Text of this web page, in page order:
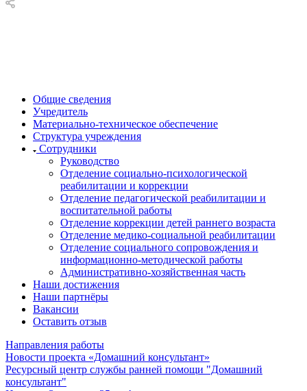
Общие сведения
Учредитель
Материально-техническое обеспечение
Структура учреждения
Сотрудники
Руководство
Отделение социально-психологической
реабилитации и коррекции
Отделение педагогической реабилитации и
воспитательной работы
Отделение коррекции детей раннего возраста
Отделение медико-социальной реабилитации
Отделение социального сопровождения и
информационно-методической работы
Административно-хозяйственная часть
Наши достижения
Наши партнёры
Вакансии
Оставить отзыв
Направления работы
Новости проекта «Домашний консультант»
Ресурсный центр службы ранней помощи "Домашний
консультант"